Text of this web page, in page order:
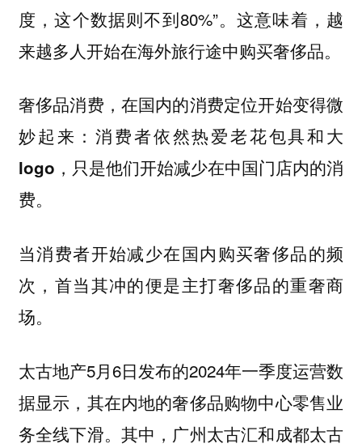
度，这个数据则不到80%”。这意味着，越
来越多人开始在海外旅行途中购买奢侈品。
奢侈品消费，在国内的消费定位开始变得微
妙起来：消费者依然热爱老花包具和大
logo，只是他们开始减少在中国门店内的消
费。
当消费者开始减少在国内购买奢侈品的频
次，首当其冲的便是主打奢侈品的重奢商
场。
太古地产5月6日发布的2024年一季度运营数
据显示，其在内地的奢侈品购物中心零售业
务全线下滑。其中，广州太古汇和成都太古